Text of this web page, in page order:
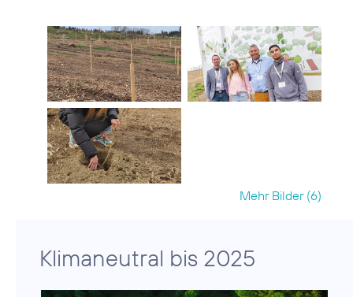
Mehr Bilder (6)
Klimaneutral bis 2025